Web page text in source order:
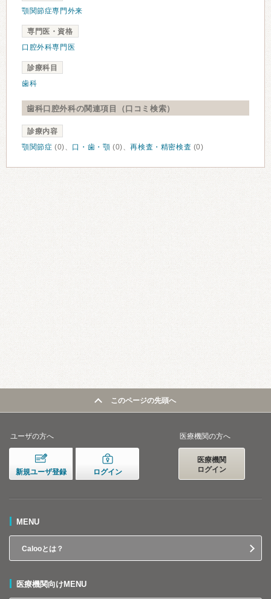
顎関節症専門外来
専門医・資格
口腔外科専門医
診療科目
歯科
歯科口腔外科の関連項目（口コミ検索）
診療内容
顎関節症 (0)、 口・歯・顎 (0)、再検査・精密検査 (0)
このページの先頭へ
ユーザの方へ
新規ユーザ登録 ログイン
医療機関の方へ
医療機関
ログイン
MENU
Calooとは？
医療機関向けMENU